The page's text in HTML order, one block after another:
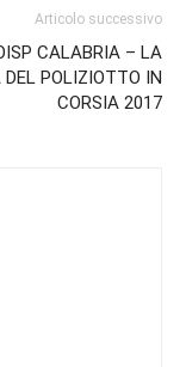
Articolo successivo
CALABRIA – LA
DEL POLIZIOTTO IN
CORSIA 2017